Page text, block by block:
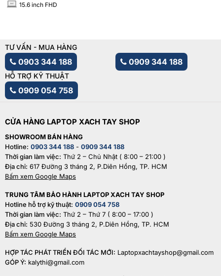
INCH 15.6 inch FHD
TƯ VẤN - MUA HÀNG
0903 344 188 0909 344 188
HỖ TRỢ KỸ THUẬT
0909 054 758
CỬA HÀNG LAPTOP XACH TAY SHOP
SHOWROOM BÁN HÀNG
Hotline: 0903 344 188 - 0909 344 188
Thời gian làm việc: Thứ 2 – Chủ Nhật ( 8:00 – 21:00 )
Địa chỉ: 617 Đường 3 tháng 2, P.Diên Hồng, TP. HCM
Bấm xem Google Maps
TRUNG TÂM BẢO HÀNH LAPTOP XACH TAY SHOP
Hotline hỗ trợ kỹ thuật: 0909 054 758
Thời gian làm việc: Thứ 2 – Thứ 7 ( 8:00 – 17:00 )
Địa chỉ: 530 Đường 3 tháng 2, P.Diên Hồng, TP. HCM
Bấm xem Google Maps
HỢP TÁC PHÁT TRIỂN ĐỐI TÁC MỚI: Laptopxachtayshop@gmail.com
GÓP Ý: kalythi@gmail.com